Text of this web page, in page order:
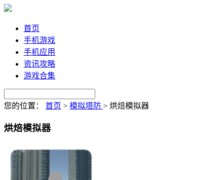
首页
手机游戏
手机应用
资讯攻略
游戏合集
您的位置： 首页 > 模拟塔防 > 烘焙模拟器
烘焙模拟器